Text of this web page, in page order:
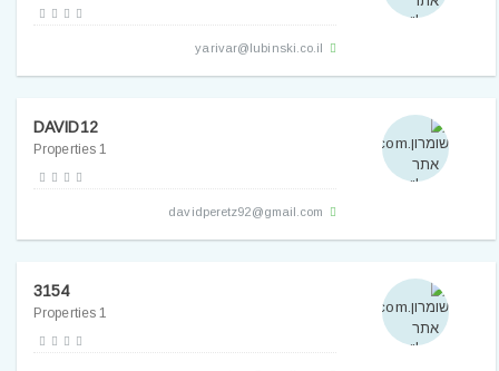
yarivar@lubinski.co.il
DAVID12
1 Properties
davidperetz92@gmail.com
3154
1 Properties